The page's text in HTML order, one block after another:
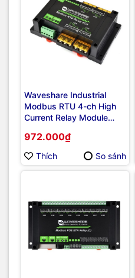
Waveshare Industrial
Modbus RTU 4-ch High
Current Relay Module
Onboard LED Indicators,
Multi Isolation Protection
Circuits
972.000₫
Thích So sánh